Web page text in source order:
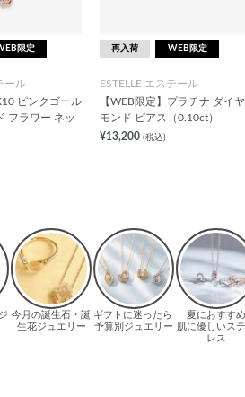
限定
ール
ピンクゴール
フラワー ネッ
再入荷 WEB限定
ESTELLE エステール
【WEB限定】プラチナ ダイヤ
モンド ピアス（0.10ct）
¥13,200 (税込)